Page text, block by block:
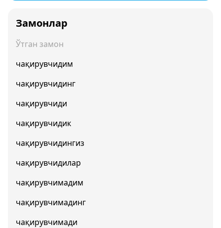
Замонлар
Ўтган замон
чақирувчидим
чақирувчидинг
чақирувчиди
чақирувчидик
чақирувчидингиз
чақирувчидилар
чақирувчимадим
чақирувчимадинг
чақирувчимади